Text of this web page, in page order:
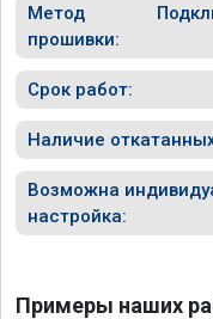
Метод
прошивки:
Срок работ:
Наличие
Возможна
настройка:
Примеры наших